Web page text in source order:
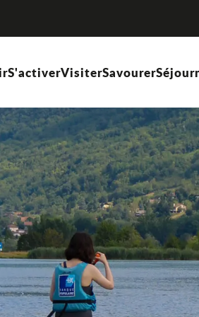
S'activerVisiterSavourer